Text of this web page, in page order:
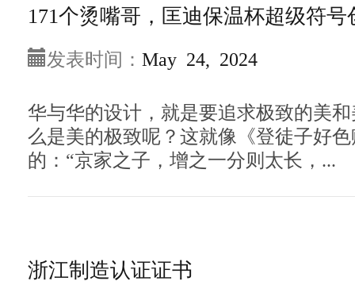
171个烫嘴哥，匡迪保温杯超级符号
发表时间： May 24, 2024
华与华的设计，就是要追求极致的美
么是美的极致呢？这就像《登徒子好
的：“京家之子，增之一分则太长，...
浙江制造认证证书